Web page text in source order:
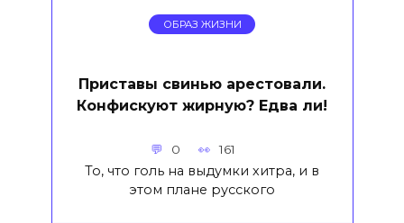
ОБРАЗ ЖИЗНИ
Приставы свинью арестовали.
Конфискуют жирную? Едва ли!
0 161
То, что голь на выдумки хитра, и в
этом плане русского